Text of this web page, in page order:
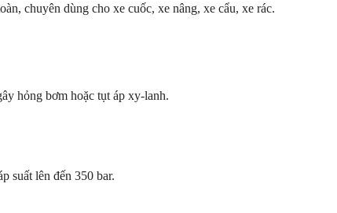
chuyên dùng cho xe cuốc, xe nâng, xe cẩu, xe rác.
hỏng bơm hoặc tụt áp xy-lanh.
suất lên đến 350 bar.